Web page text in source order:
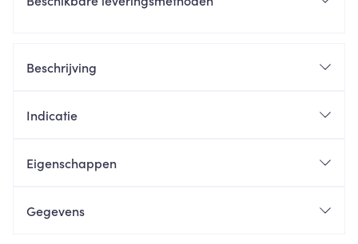
Beschrijving
Indicatie
Eigenschappen
Gegevens